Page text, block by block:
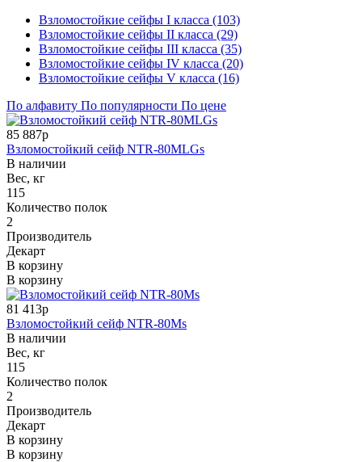
Взломостойкие сейфы I класса (103)
Взломостойкие сейфы II класса (29)
Взломостойкие сейфы III класса (35)
Взломостойкие сейфы IV класса (20)
Взломостойкие сейфы V класса (16)
По алфавиту По популярности По цене
85 887р
Взломостойкий сейф NTR-80МLGs
В наличии
Вес, кг
115
Количество полок
2
Производитель
Декарт
В корзину
В корзину
81 413р
Взломостойкий сейф NTR-80Мs
В наличии
Вес, кг
115
Количество полок
2
Производитель
Декарт
В корзину
В корзину